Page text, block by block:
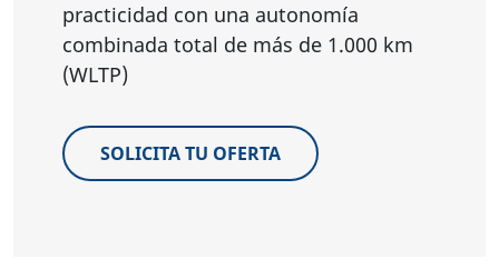
practicidad con una autonomía
combinada total de más de 1.000 km
(WLTP)
SOLICITA TU OFERTA